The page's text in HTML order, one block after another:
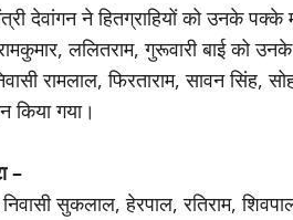
देवांगन ने हितग्राहियों को उनके पक्के
ललितराम, गुरूवारी बाई को
रामलाल, फिरताराम, सावन सिंह,
किया गया।
–
सुकलाल, हेरपाल, रतिराम,